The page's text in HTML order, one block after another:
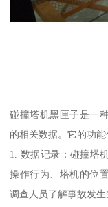
碰撞塔机黑匣子是一
的相关数据。它的功能
1. 数据记录：碰撞塔
操作行为、塔机的位
调查人员了解事故发生